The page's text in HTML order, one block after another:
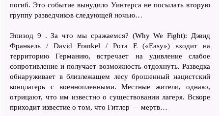
погиб. Это событие вынудило Уинтерса не посылать вторую
группу разведчиков следующей ночью…
Эпизод 9 . За что мы сражаемся? (Why We Fight): Дэвид
Франкель / David Frankel / Рота E («Easy») входит на
территорию Германию, встречает на удивление слабое
сопротивление и получает возможность отдохнуть. Разведка
обнаруживает в близлежащем лесу брошенный нацистский
концлагерь с военнопленными. Местные жители, однако,
отрицают, что им известно о существовании лагеря. Вскоре
приходит известие о том, что Гитлер — мертв…